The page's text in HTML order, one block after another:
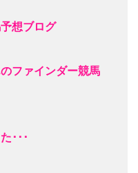
想ブログ
ファインダー競馬
･･･